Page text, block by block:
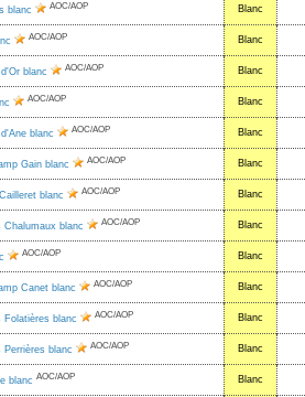
blanc AOC/AOP Blanc
AOC/AOP Blanc
blanc AOC/AOP Blanc
AOC/AOP Blanc
blanc AOC/AOP Blanc
Gain blanc AOC/AOP Blanc
blanc AOC/AOP Blanc
Chalumaux blanc AOC/AOP Blanc
AOC/AOP Blanc
Canet blanc AOC/AOP Blanc
Folatières blanc AOC/AOP Blanc
Perrières blanc AOC/AOP Blanc
blanc AOC/AOP Blanc